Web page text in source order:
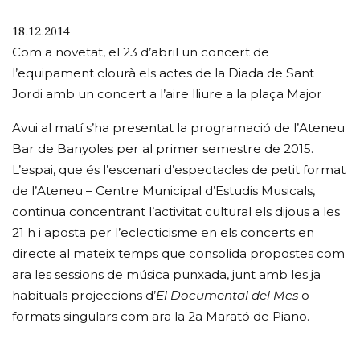
18.12.2014
Com a novetat, el 23 d’abril un concert de
l’equipament clourà els actes de la Diada de Sant
Jordi amb un concert a l’aire lliure a la plaça Major
Avui al matí s’ha presentat la programació de l’Ateneu
Bar de Banyoles per al primer semestre de 2015.
L’espai, que és l’escenari d’espectacles de petit format
de l’Ateneu – Centre Municipal d’Estudis Musicals,
continua concentrant l’activitat cultural els dijous a les
21 h i aposta per l’eclecticisme en els concerts en
directe al mateix temps que consolida propostes com
ara les sessions de música punxada, junt amb les ja
habituals projeccions d’El Documental del Mes o
formats singulars com ara la 2a Marató de Piano.